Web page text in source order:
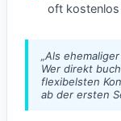
oft
„Als
Wer direkt
flexibelsten
ab der ersten